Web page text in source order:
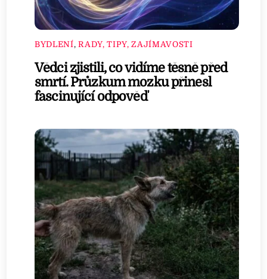
BYDLENÍ,RADY, TIPY, ZAJÍMAVOSTI
Vědci zjistili, co vidíme těsně před
smrtí. Průzkum mozku přinesl
fascinující odpověď